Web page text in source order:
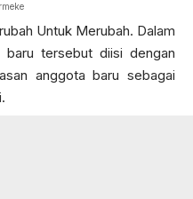
Untuk Merubah. Dalam
baru tersebut diisi dengan
anggota baru sebagai